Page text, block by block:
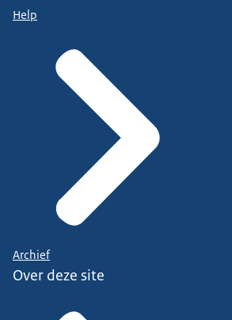
Help
Archief
Over deze site